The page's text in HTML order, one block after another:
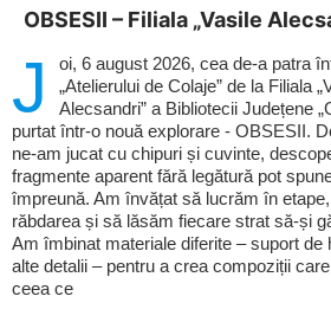
OBSESII – Filiala „Vasile
J
oi, 6 august 2026, cea de-a patra
„Atelierului de Colaje” de la Filiala
Alecsandri” a Bibliotecii Județene
purtat într-o nouă explorare - OBSESII.
ne-am jucat cu chipuri și cuvinte,
fragmente aparent fără legătură pot
împreună. Am învățat să lucrăm în
răbdarea și să lăsăm fiecare strat să-și
Am îmbinat materiale diferite – suport de
alte detalii – pentru a crea compoziții
ceea ce